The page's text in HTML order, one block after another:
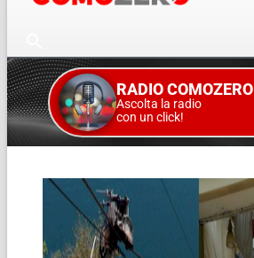
RADIO COMOZERO
Ascolta la radio
con un click!